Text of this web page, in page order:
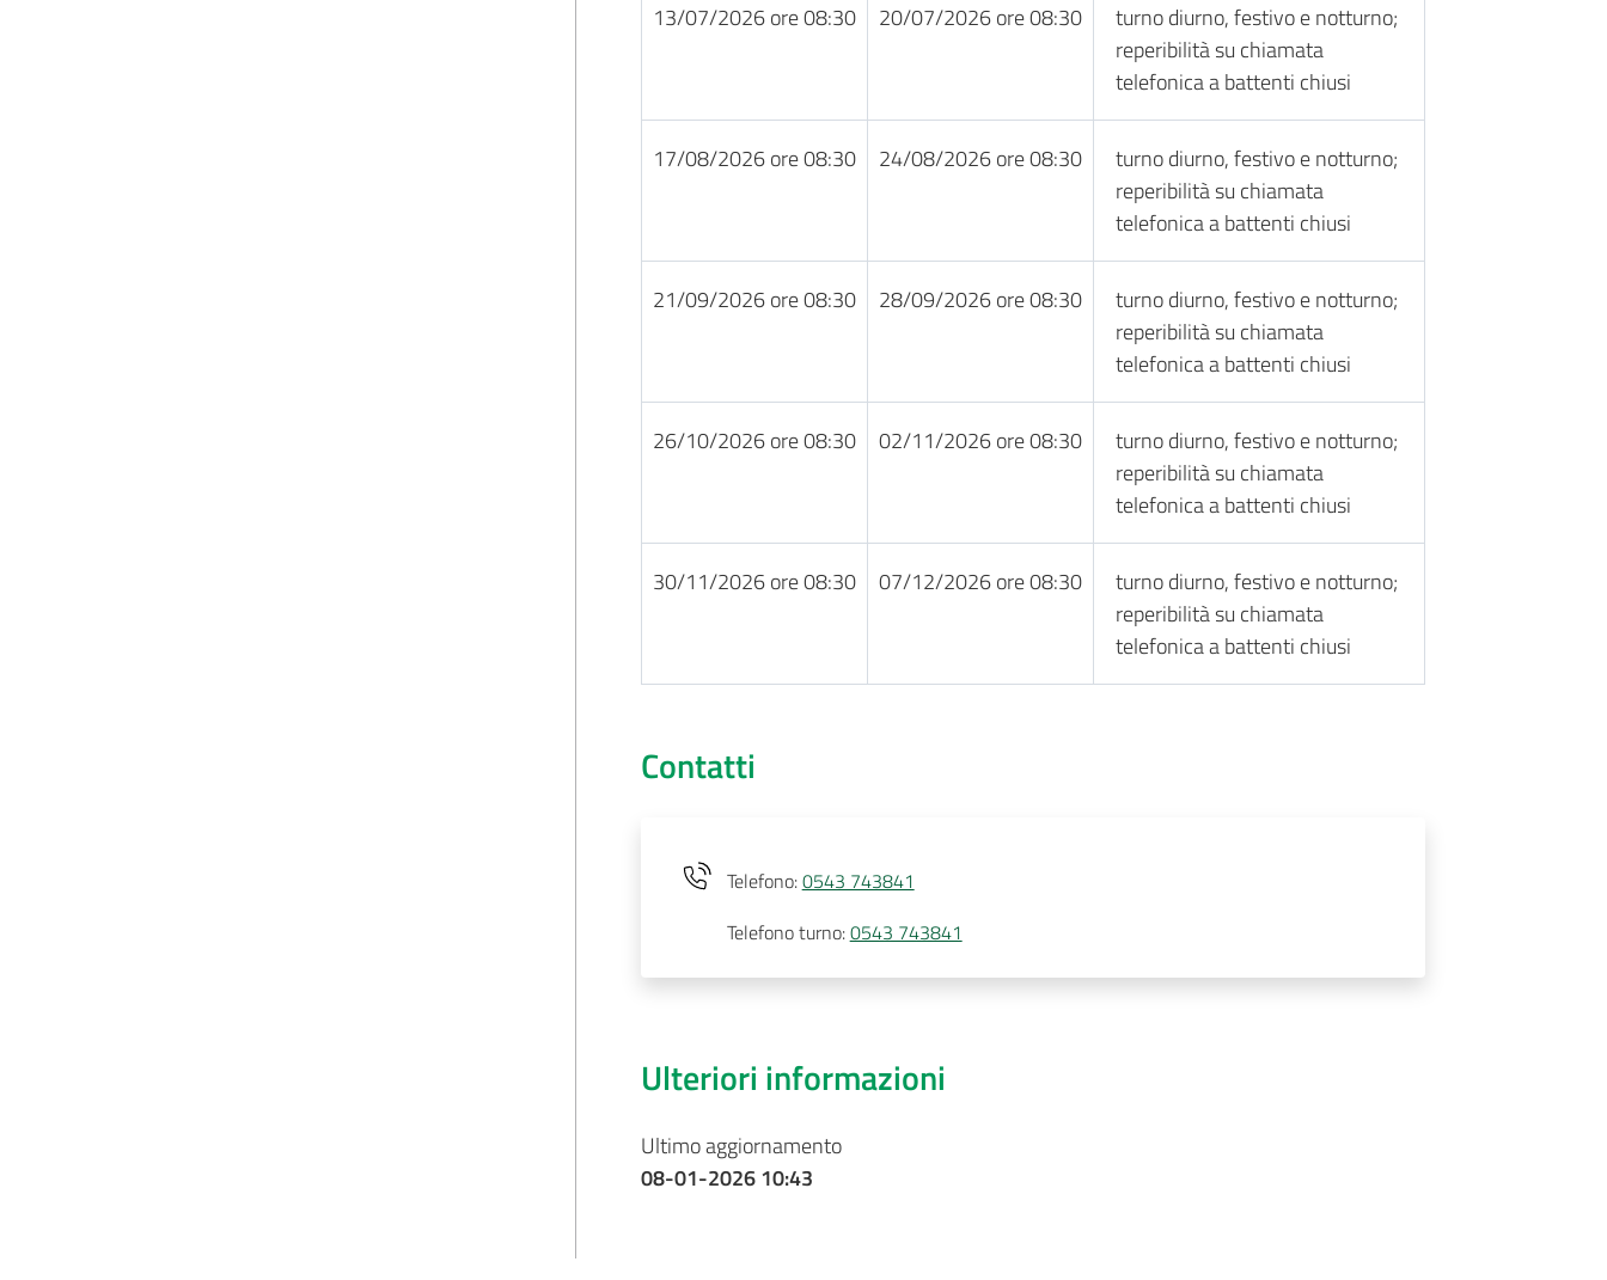
13/07/2026 ore 08:30 20/07/2026 ore 08:30
turno diurno, festivo e notturno;
reperibilità su chiamata
telefonica a battenti chiusi
17/08/2026 ore 08:30 24/08/2026 ore 08:30
turno diurno, festivo e notturno;
reperibilità su chiamata
telefonica a battenti chiusi
21/09/2026 ore 08:30 28/09/2026 ore 08:30
turno diurno, festivo e notturno;
reperibilità su chiamata
telefonica a battenti chiusi
26/10/2026 ore 08:30 02/11/2026 ore 08:30
turno diurno, festivo e notturno;
reperibilità su chiamata
telefonica a battenti chiusi
30/11/2026 ore 08:30 07/12/2026 ore 08:30
turno diurno, festivo e notturno;
reperibilità su chiamata
telefonica a battenti chiusi
Contatti
Telefono:0543 743841
Telefono turno:0543 743841
Ulteriori informazioni
Ultimo aggiornamento
08-01-2026 10:43